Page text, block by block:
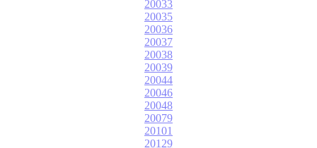
20033
20035
20036
20037
20038
20039
20044
20046
20048
20079
20101
20129